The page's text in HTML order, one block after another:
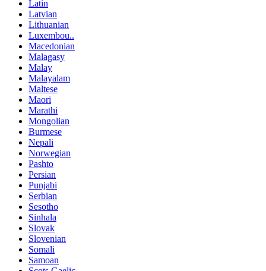
Latin
Latvian
Lithuanian
Luxembou..
Macedonian
Malagasy
Malay
Malayalam
Maltese
Maori
Marathi
Mongolian
Burmese
Nepali
Norwegian
Pashto
Persian
Punjabi
Serbian
Sesotho
Sinhala
Slovak
Slovenian
Somali
Samoan